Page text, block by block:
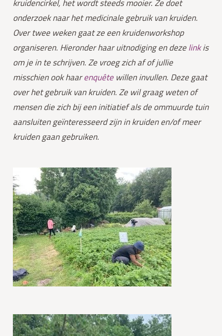
kruidencirkel, het wordt steeds mooier. Ze doet
onderzoek naar het medicinale gebruik van kruiden.
Over twee weken gaat ze een kruidenworkshop
organiseren. Hieronder haar uitnodiging en deze link is
om je in te schrijven. Ze vroeg zich af of jullie
misschien ook haar enquête willen invullen. Deze gaat
over het gebruik van kruiden. Ze wil graag weten of
mensen die zich bij een initiatief als de ommuurde tuin
aansluiten geïnteresseerd zijn in kruiden en/of meer
kruiden gaan gebruiken.